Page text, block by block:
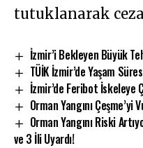
tutuklanarak
İzmir’i Bekleyen Büyük
TÜİK İzmir’de Yaşam
İzmir’de Feribot İskeleye
Orman Yangını Çeşme’yi
Orman Yangını Riski
ve 3 İli Uyardı!